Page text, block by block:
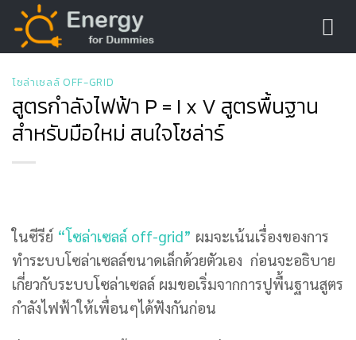
Skip
content
โซล่าเซลล์ OFF-GRID
สูตรกำลังไฟฟ้า P = I x V สูตรพื้นฐาน
สำหรับมือใหม่ สนใจโซล่าร์
ในซีรีย์ “โซล่าเซลล์ off-grid” ผมจะเน้นเรื่องของการ
ทำระบบโซล่าเซลล์ขนาดเล็กด้วยตัวเอง ก่อนจะอธิบาย
เกี่ยวกับระบบโซล่าเซลล์ ผมขอเริ่มจากการปูพื้นฐานสูตร
กำลังไฟฟ้าให้เพื่อนๆได้ฟังกันก่อน